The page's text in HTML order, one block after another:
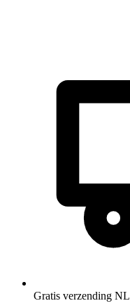
Gratis verzending NL